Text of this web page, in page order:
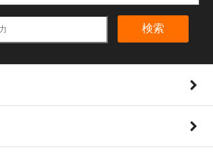
検索